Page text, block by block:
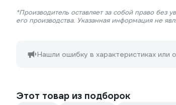
*Производитель оставляет за собой право без
его производства. Указанная информация не
Нашли ошибку в характеристиках или
Этот товар из подборок